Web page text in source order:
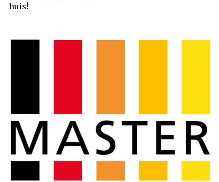
huis!